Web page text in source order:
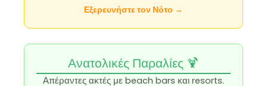
Εξερευνήστε τον Νότο →
Ανατολικές Παραλίες 🍹
Απέραντες ακτές με beach bars και resorts.